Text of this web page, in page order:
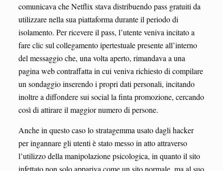
comunicava che Netflix stava distribuendo pass gratuiti da
utilizzare nella sua piattaforma durante il periodo di
isolamento. Per ricevere il pass, l’utente veniva incitato a
fare clic sul collegamento ipertestuale presente all’interno
del messaggio che, una volta aperto, rimandava a una
pagina web contraffatta in cui veniva richiesto di compilare
un sondaggio inserendo i propri dati personali, incitando
inoltre a diffondere sui social la finta promozione, cercando
così di attirare il maggior numero di persone.
Anche in questo caso lo stratagemma usato dagli hacker
per ingannare gli utenti è stato messo in atto attraverso
l’utilizzo della manipolazione psicologica, in quanto il sito
infettato non solo appariva come un sito normale, ma al suo